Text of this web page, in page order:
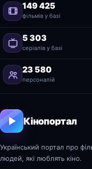
149 425
фільмів у базі
5 303
серіалів у базі
23 580
персоналій
Кінопортал
Український портал про
людей, які люблять кіно.